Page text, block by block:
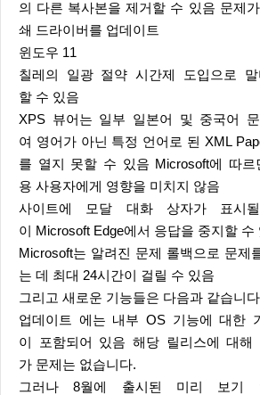
의 다른 복사본을 제거할 수 있음 문제
쇄 드라이버를 업데이트
윈도우 11
칠레의 일광 절약 시간제 도입으로
할 수 있음
XPS 뷰어는 일부 일본어 및 중국어
여 영어가 아닌 특정 언어로 된 XML
를 열지 못할 수 있음 Microsoft에 따르
용 사용자에게 영향을 미치지 않음
사이트에 모달 대화 상자가 표
이 Microsoft Edge에서 응답을 중지할 수
Microsoft는 알려진 문제 롤백으로 문제
는 데 최대 24시간이 걸릴 수 있음
그리고 새로운 기능들은 다음과 같습니
업데이트 에는 내부 OS 기능에 대한
이 포함되어 있음 해당 릴리스에 대해
가 문제는 없습니다.
그러나 8월에 출시된 미리 보기